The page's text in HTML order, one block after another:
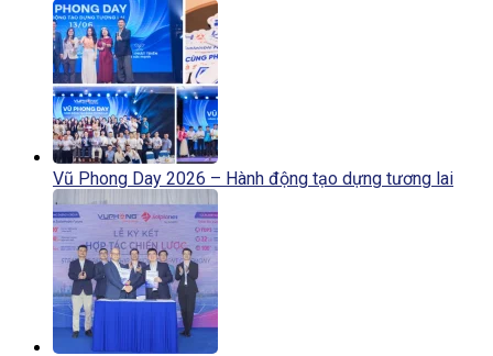
Vũ Phong Day 2026 – Hành động tạo dựng tương lai